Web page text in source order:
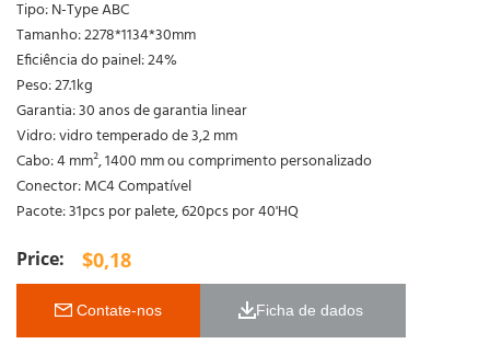
Tipo: N-Type ABC
Tamanho: 2278*1134*30mm
Eficiência do painel: 24%
Peso: 27.1kg
Garantia: 30 anos de garantia linear
Vidro: vidro temperado de 3,2 mm
Cabo: 4 mm², 1400 mm ou comprimento personalizado
Conector: MC4 Compatível
Pacote: 31pcs por palete, 620pcs por 40'HQ
$0,18
Contate-nos Ficha de dados